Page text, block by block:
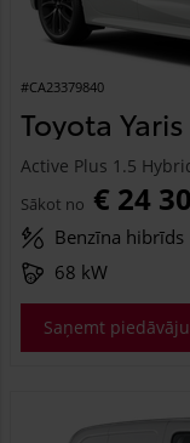
#CA23379840
Toyota Yaris
Active Plus 1.5
Sākot no € 24
Benzīna hibrīds
68 kW
Saņemt